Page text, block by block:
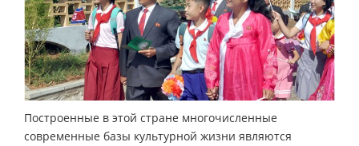
Построенные в этой стране многочисленные
современные базы культурной жизни являются